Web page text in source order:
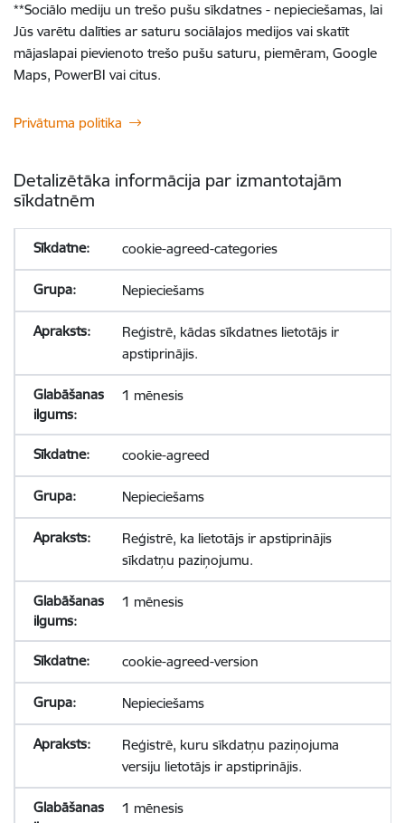
**Sociālo mediju un trešo pušu sīkdatnes - nepieciešamas, lai
Jūs varētu dalīties ar saturu sociālajos medijos vai skatīt
mājaslapai pievienoto trešo pušu saturu, piemēram, Google
Maps, PowerBI vai citus.
Privātuma politika
Detalizētāka informācija par izmantotajām
sīkdatnēm
cookie-agreed-categories
Nepieciešams
Reģistrē, kādas sīkdatnes lietotājs ir
apstiprinājis.
1 mēnesis
cookie-agreed
Nepieciešams
Reģistrē, ka lietotājs ir apstiprinājis
sīkdatņu paziņojumu.
1 mēnesis
cookie-agreed-version
Nepieciešams
Reģistrē, kuru sīkdatņu paziņojuma
versiju lietotājs ir apstiprinājis.
1 mēnesis